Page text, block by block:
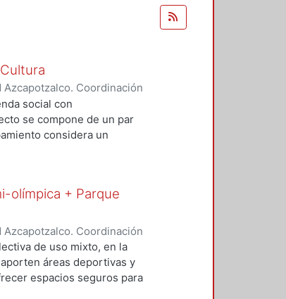
Coordinación
Yesenia; Salvador Ramírez,
social con
se compone de un par
considera un
de incluir espacios
ciclistas y peatones.
olímpica + Parque
Coordinación
Andreade uso mixto, en la
áreas deportivas y
espacios seguros para